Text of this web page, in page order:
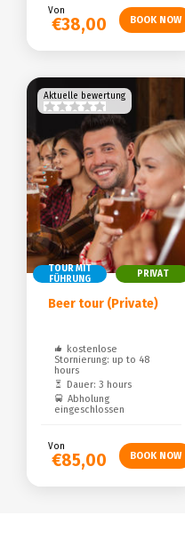
Von
€38,00
TOUR MIT
FÜHRUNG
PRIVAT
Beer tour (Private)
kostenlose
Stornierung: up to 48
hours
Dauer: 3 hours
Abholung
eingeschlossen
Aktuelle bewertung
Von
€85,00